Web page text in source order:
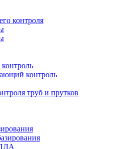
контроля
контроль
труб и прутков